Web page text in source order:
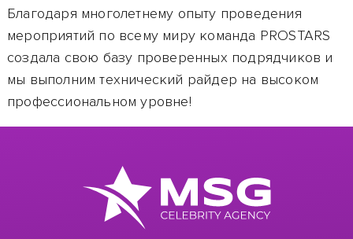
Благодаря многолетнему опыту проведения
мероприятий по всему миру команда PROSTARS
создала свою базу проверенных подрядчиков и
мы выполним технический райдер на высоком
профессиональном уровне!